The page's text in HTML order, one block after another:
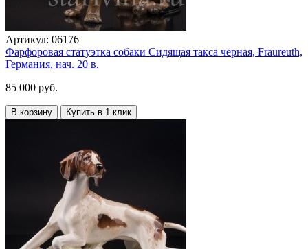
Артикул: 06176
Фарфоровая статуэтка собаки Сидящая такса чёрная, Fraureuth,
Германия, нач. 20 в.
85 000 руб.
В корзину Купить в 1 клик